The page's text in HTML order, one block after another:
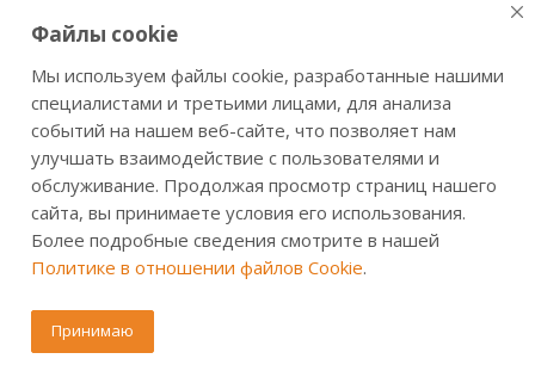
2016-2026 © VALBERGSAFE.RU — Интернет-магазин
сейфов Valberg и металлической мебели Практик.
Продажа сейфов для дома и офиса, металлических
шкафов, стеллажей, металлических дверей.
Информация о розничных ценах, технических
характеристиках, наличии на складе носит справочный
характер и не является публичной офертой,
Файлы cookie
Мы используем файлы cookie, разработанные нашими
специалистами и третьими лицами, для анализа
событий на нашем веб-сайте, что позволяет нам
улучшать взаимодействие с пользователями и
обслуживание. Продолжая просмотр страниц нашего
сайта, вы принимаете условия его использования.
Более подробные сведения смотрите в нашей
Политике в отношении файлов Cookie.
Принимаю